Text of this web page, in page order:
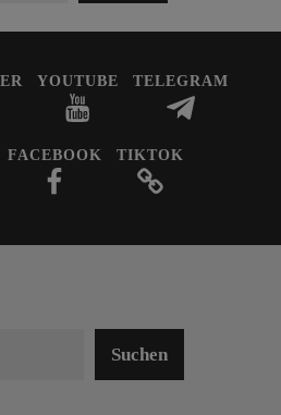
YOUTUBE TELEGRAM
FACEBOOK TIKTOK
Suchen